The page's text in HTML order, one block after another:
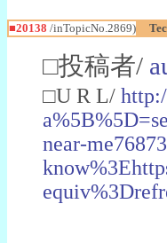
■20138 /inTopicNo.2869)
□投稿者/
□U R L/
near-